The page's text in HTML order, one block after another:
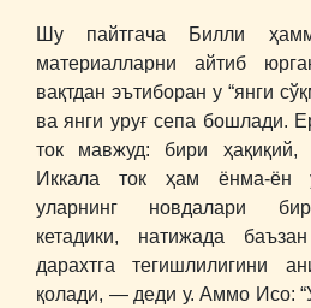
Шу пайтгача Билли
материалларни айтиб
вақтдан эътиборан у “янги
ва янги уруғ сепа бошлади.
ток мавжуд: бири ҳақиқий,
Иккала ток ҳам ёнма-ён
уларнинг новдалари
кетадики, натижада
дарахтга тегишлилигини
қолади, ― деди у. Аммо Исо: